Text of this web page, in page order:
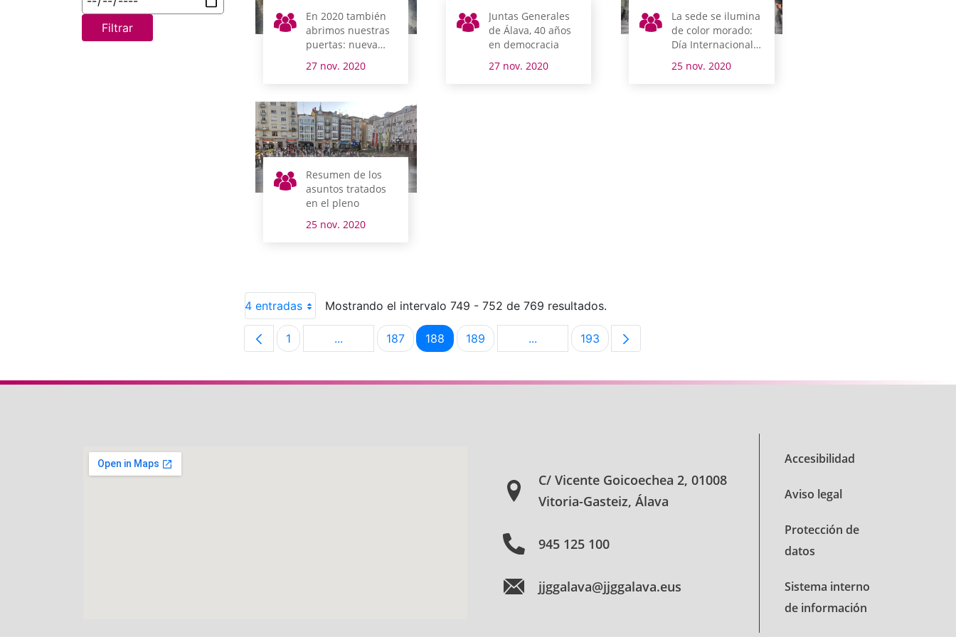
Filtrar
En 2020 también
abrimos nuestras
puertas: nueva
27 nov. 2020
Juntas Generales
de Álava, 40 años
en democracia
27 nov. 2020
La sede se ilumina
de color morado:
Día Internacional
de la Violencia
25 nov. 2020
Resumen de los
asuntos tratados
en el pleno
25 nov. 2020
4 entradas Mostrando el intervalo 749 - 752 de 769 resultados.
Página
1 ...Páginas intermedias Use TAB para desplazarse.
Página
187 Página
188 Página
189 ...Páginas intermedias Use TAB para desplazarse.
Página
193
C/ Vicente Goicoechea 2, 01008
Vitoria-Gasteiz, Álava
945 125 100
jjggalava@jjggalava.eus
Accesibilidad
Aviso legal
Protección de
datos
Sistema interno
de información